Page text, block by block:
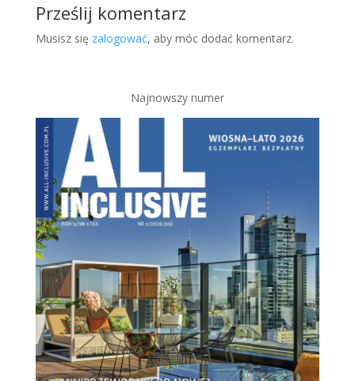
Prześlij komentarz
Musisz się zalogować, aby móc dodać komentarz.
Najnowszy numer